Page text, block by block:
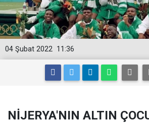
11:36
04 Şubat 2022
NİJERYA'NIN ALTIN